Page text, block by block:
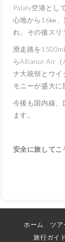
Palaly空港とし
心地から16㎞
れ、その後スリ
滑走路を
らAlliance Air
ナ大統領とウイ
モニーが盛大に
今後も国内線、
ます。
安全に旅して
ホーム ツア
旅行ガイ